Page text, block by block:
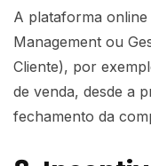
A plataforma online
Management ou
Cliente), por
de venda, desde a
fechamento da